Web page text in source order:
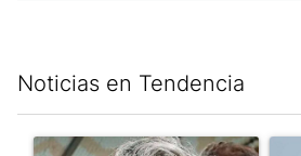
Noticias en Tendencia
Un artículo de tendencia con el título